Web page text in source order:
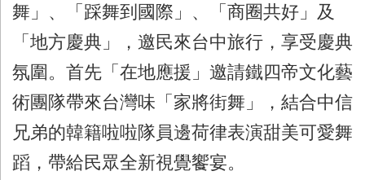
舞」、「踩舞到國際」、「商圈共好」及
「地方慶典」，邀民來台中旅行，享受慶典
氛圍。首先「在地應援」邀請鐵四帝文化藝
術團隊帶來台灣味「家將街舞」，結合中信
兄弟的韓籍啦啦隊員邊荷律表演甜美可愛舞
蹈，帶給民眾全新視覺饗宴。